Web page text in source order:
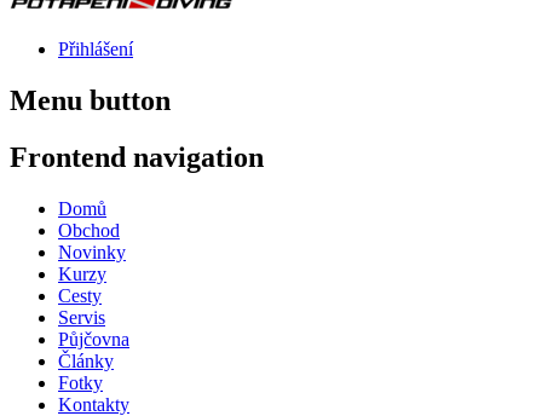
Přihlášení
Menu button
Frontend navigation
Domů
Obchod
Novinky
Kurzy
Cesty
Servis
Půjčovna
Články
Fotky
Kontakty